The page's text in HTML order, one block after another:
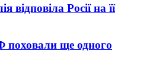
відповіла Росії на її
поховали ще одного